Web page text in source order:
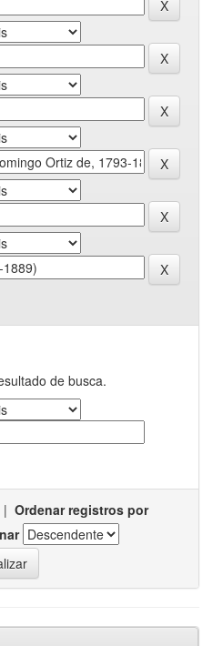
de busca.
| Ordenar registros por